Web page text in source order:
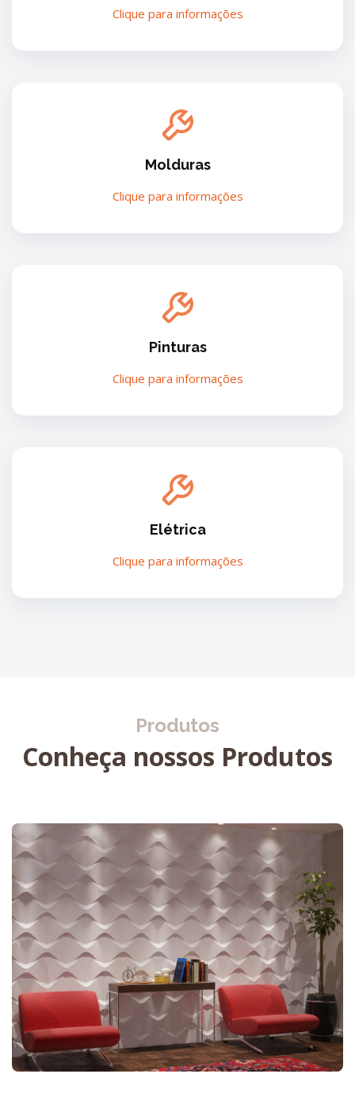
Clique para informações
Molduras
Clique para informações
Pinturas
Clique para informações
Elétrica
Clique para informações
Produtos
Conheça nossos Produtos